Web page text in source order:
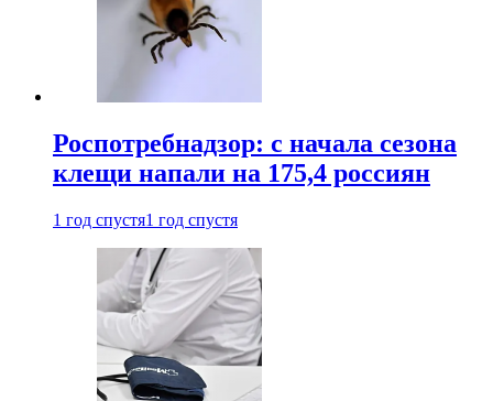
Роспотребнадзор: с начала сезона
клещи напали на 175,4 россиян
1 год спустя1 год спустя